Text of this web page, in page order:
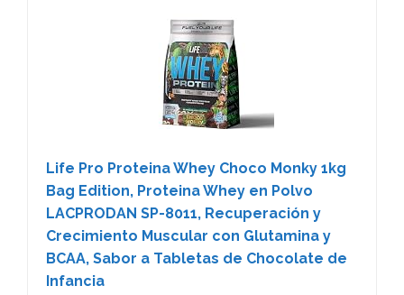
Life Pro Proteina Whey Choco Monky 1kg
Bag Edition, Proteina Whey en Polvo
LACPRODAN SP-8011, Recuperación y
Crecimiento Muscular con Glutamina y
BCAA, Sabor a Tabletas de Chocolate de
Infancia